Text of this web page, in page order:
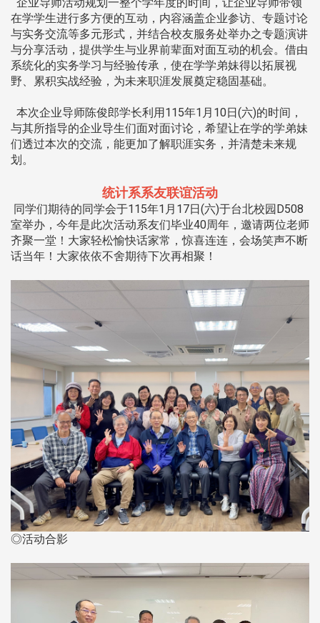
企业导师活动规划一整个学年度的时间，让企业导师带领
在学学生进行多方便的互动，内容涵盖企业参访、专题讨论
与实务交流等多元形式，并结合校友服务处举办之专题演讲
与分享活动，提供学生与业界前辈面对面互动的机会。借由
系统化的实务学习与经验传承，使在学学弟妹得以拓展视
野、累积实战经验，为未来职涯发展奠定稳固基础。
本次企业导师陈俊郎学长利用115年1月10日(六)的时间，
与其所指导的企业导生们面对面讨论，希望让在学的学弟妹
们透过本次的交流，能更加了解职涯实务，并清楚未来规
划。
统计系系友联谊活动
同学们期待的同学会于115年1月17日(六)于台北校园D508
室举办，今年是此次活动系友们毕业40周年，邀请两位老师
齐聚一堂！大家轻松愉快话家常，惊喜连连，会场笑声不断
话当年！大家依依不舍期待下次再相聚！
◎活动合影